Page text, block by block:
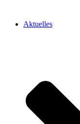
Aktuelles